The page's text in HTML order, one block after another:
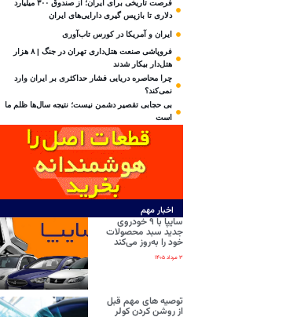
فرصت تاریخی برای ایران؛ از صندوق ۳۰۰ میلیارد
دلاری تا بازپس گیری دارایی‌های ایران
ایران و آمریکا در کورس تاب‌آوری
فروپاشی صنعت هتل‌داری تهران در جنگ | ۸ هزار
هتل‌دار بیکار شدند
چرا محاصره دریایی فشار حداکثری بر ایران وارد
نمی‌کند؟
بی‌ حجابی تقصیر دشمن نیست؛ نتیجه سال‌ها ظلم ما
است
اخبار مهم
سایپا با ۹ خودروی
جدید سبد محصولات
خود را به‌روز می‌کند
۳ مرداد ۱۴۰۵
توصیه های مهم قبل
از روشن کردن کولر